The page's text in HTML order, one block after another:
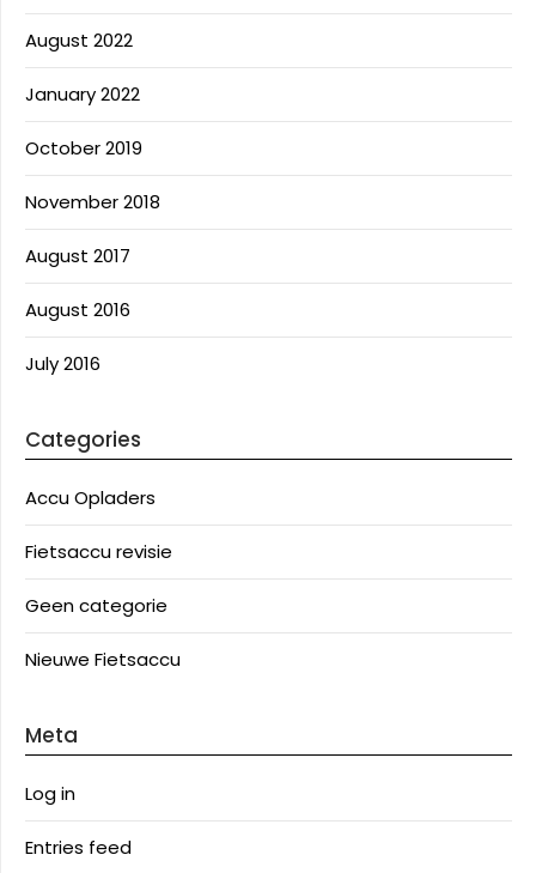
August 2022
January 2022
October 2019
November 2018
August 2017
August 2016
July 2016
Categories
Accu Opladers
Fietsaccu revisie
Geen categorie
Nieuwe Fietsaccu
Meta
Log in
Entries feed